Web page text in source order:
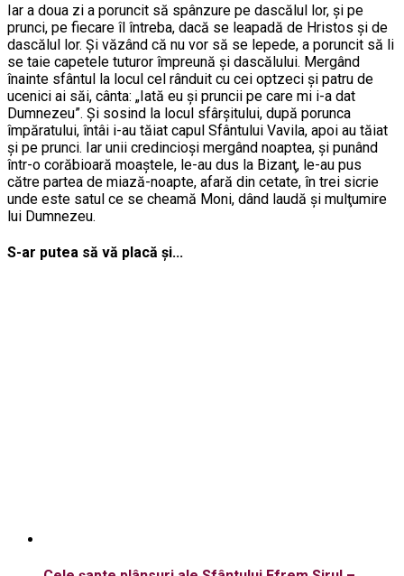
Iar a doua zi a poruncit să spânzure pe dascălul lor, şi pe
prunci, pe fiecare îl întreba, dacă se leapadă de Hristos şi de
dascălul lor. Şi văzând că nu vor să se lepede, a poruncit să li
se taie capetele tuturor împreună şi dascălului. Mergând
înainte sfântul la locul cel rânduit cu cei optzeci şi patru de
ucenici ai săi, cânta: „Iată eu şi pruncii pe care mi i-a dat
Dumnezeu”. Şi sosind la locul sfârşitului, după porunca
împăratului, întâi i-au tăiat capul Sfântului Vavila, apoi au tăiat
şi pe prunci. Iar unii credincioşi mergând noaptea, şi punând
într-o corăbioară moaştele, le-au dus la Bizanţ, le-au pus
către partea de miază-noapte, afară din cetate, în trei sicrie
unde este satul ce se cheamă Moni, dând laudă şi mulţumire
lui Dumnezeu.
S-ar putea să vă placă și...